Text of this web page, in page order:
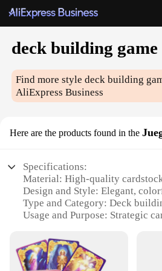
deck building game
Find more styledeck building
AliExpress Business
Here are the products found in the
Specifications:
Material: High-quality
Design and Style: Elegant,
Type and Category: Deck
Usage and Purpose: Strategic
Performance and Property:
smoothly
Parts and Accessories: Comes